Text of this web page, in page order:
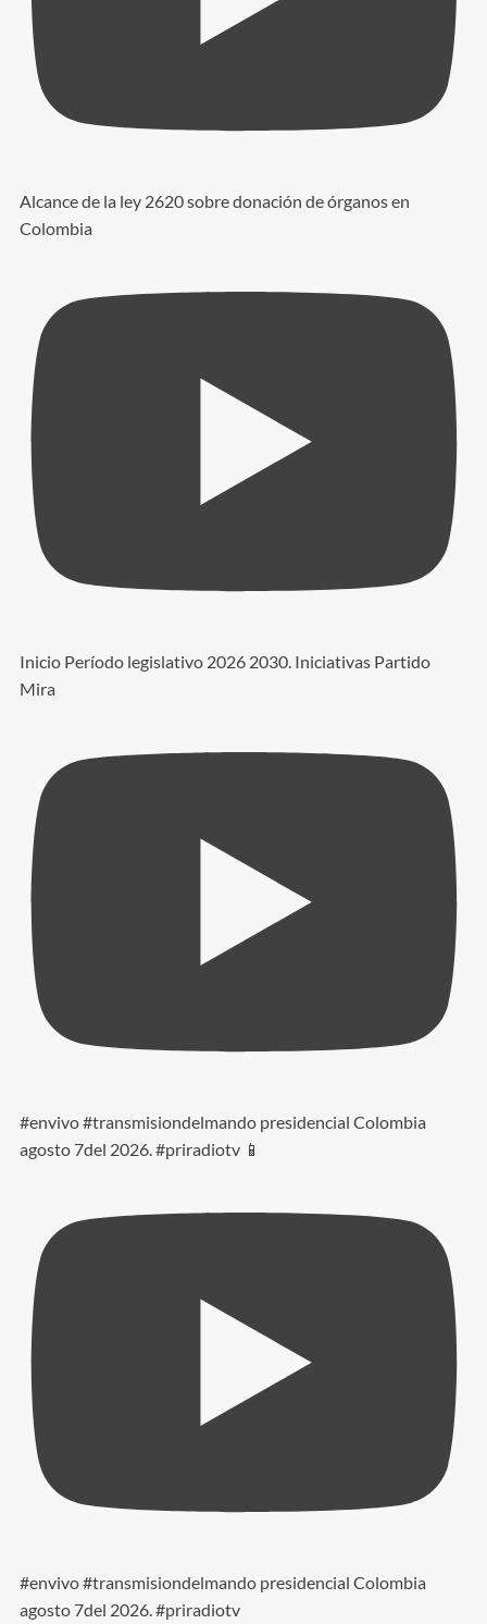
Alcance de la ley 2620 sobre donación de órganos en
Colombia
Inicio Período legislativo 2026 2030. Iniciativas Partido
Mira
#envivo #transmisiondelmando presidencial Colombia
agosto 7del 2026. #priradiotv 📱
#envivo #transmisiondelmando presidencial Colombia
agosto 7del 2026. #priradiotv